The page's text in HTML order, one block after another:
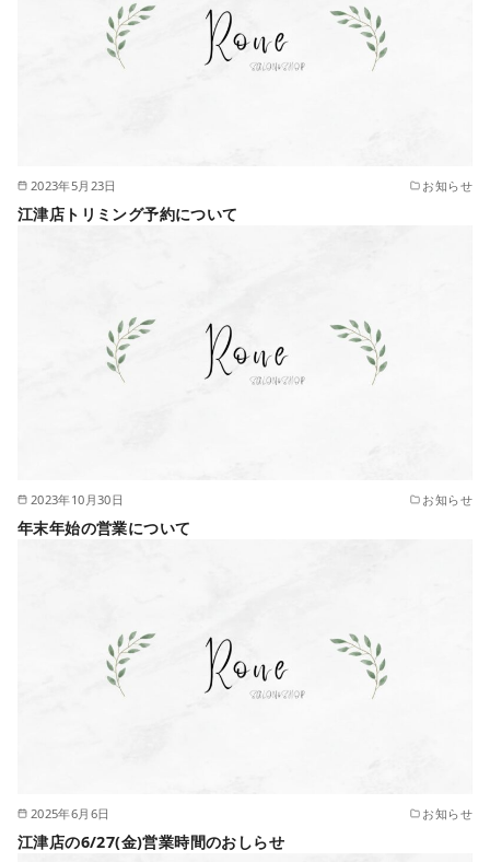
2023年5月23日 お知らせ
江津店トリミング予約について
2023年10月30日 お知らせ
年末年始の営業について
2025年6月6日 お知らせ
江津店の6/27(金)営業時間のおしらせ